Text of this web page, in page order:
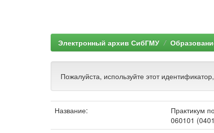
Электронный архив СибГМУ
Пожалуйста, используйте этот
Название:
Практикум
060101